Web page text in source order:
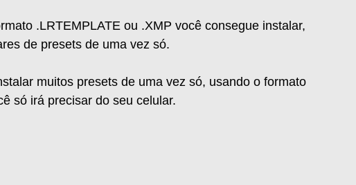
.LRTEMPLATE ou .XMP você consegue instalar,
de presets de uma vez só.
muitos presets de uma vez só, usando o formato
só irá precisar do seu celular.